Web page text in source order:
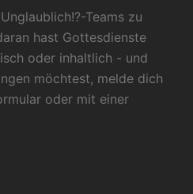
Teams zu
hast Gottesdienste
oder inhaltlich - und
möchtest, melde dich
oder mit einer